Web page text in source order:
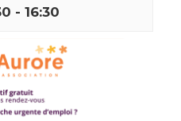
- 16:30